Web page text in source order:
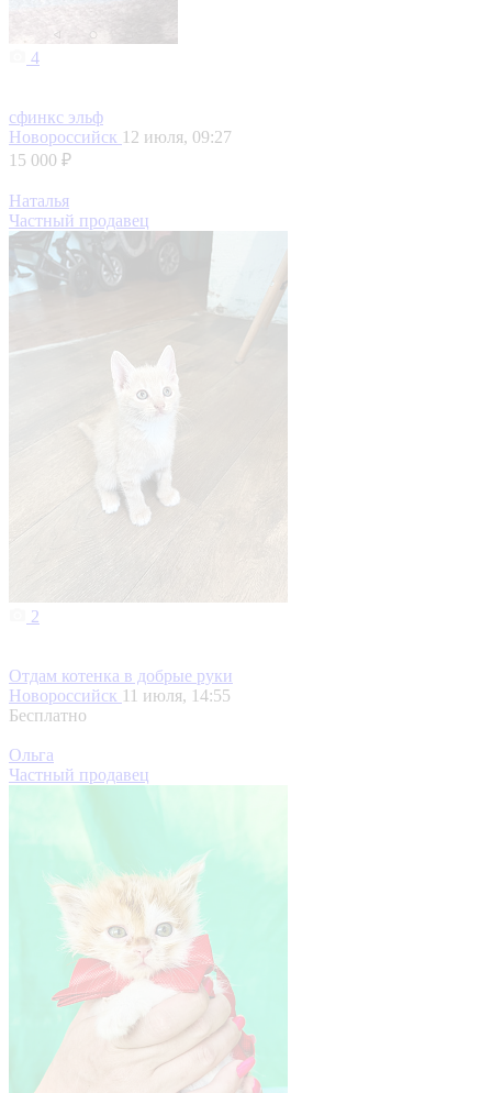
4
сфинкс эльф
Новороссийск 12 июля, 09:27
15 000 ₽
Наталья
Частный продавец
2
Отдам котенка в добрые руки
Новороссийск 11 июля, 14:55
Бесплатно
Ольга
Частный продавец